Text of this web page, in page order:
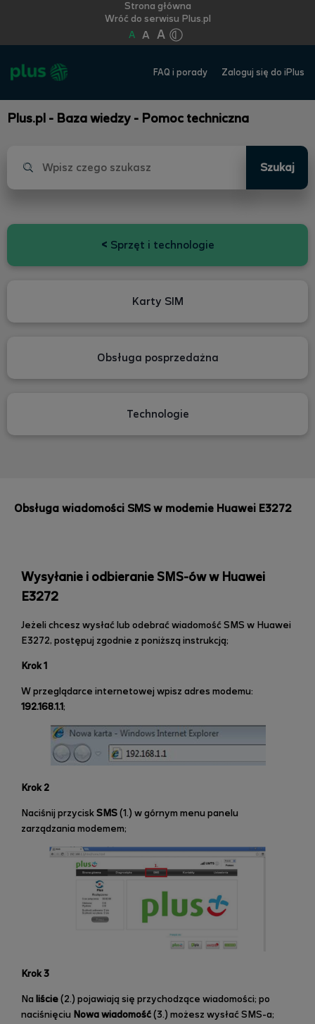
Strona główna
Wróć do serwisu Plus.pl
A A A
FAQ i porady Zaloguj się do iPlus
Plus.pl - Baza wiedzy - Pomoc techniczna
Szukaj
< Sprzęt i technologie
Karty SIM
Obsługa posprzedażna
Technologie
Obsługa wiadomości SMS w modemie Huawei E3272
Wysyłanie i odbieranie SMS-ów w Huawei
E3272
Jeżeli chcesz wysłać lub odebrać wiadomość SMS w Huawei
E3272, postępuj zgodnie z poniższą instrukcją;
Krok 1
W przeglądarce internetowej wpisz adres modemu:
192.168.1.1;
Krok 2
Naciśnij przyciskSMS(1.) w górnym menu panelu
zarządzania modemem;
Krok 3
Na liście(2.) pojawiają się przychodzące wiadomości; po
naciśnięciu Nowa wiadomość(3.) możesz wysłać SMS-a;